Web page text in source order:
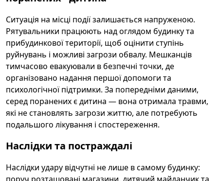
Ситуація на місці події залишається напруженою.
Рятувальники працюють над оглядом будинку та
прибудинкової території, щоб оцінити ступінь
руйнувань і можливі загрози обвалу. Мешканців
тимчасово евакуювали в безпечні точки, де
організовано надання першої допомоги та
психологічної підтримки. За попередніми даними,
серед поранених є дитина — вона отримала травми,
які не становлять загрози життю, але потребують
подальшого лікування і спостереження.
Наслідки та постраждалі
Наслідки удару відчутні не лише в самому будинку: